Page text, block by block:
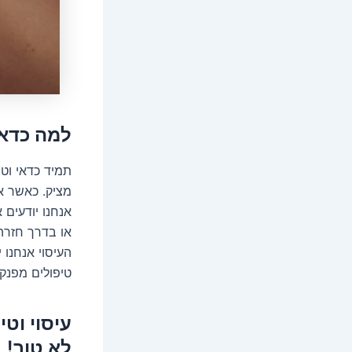
למה
תמיד כדאי
מציק. כאשר
אנחנו
או בדרך
העיסוי
טיפולים
עיסוי